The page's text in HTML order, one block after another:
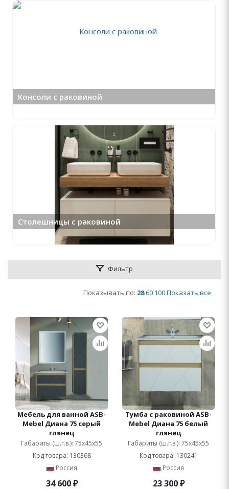
Консоли с раковиной
Столешницы с раковиной
Фильтр
Показывать по: 28 60 100Показать все
Мебель для ванной ASB-
Mebel Диана 75 серый
глянец
Габариты (ш.г.в.): 75x45x55
Код товара: 130368
Россия
34 600₽
Тумба с раковиной ASB-
Mebel Диана 75 белый
глянец
Габариты (ш.г.в.): 75x45x55
Код товара: 130241
Россия
23 300₽